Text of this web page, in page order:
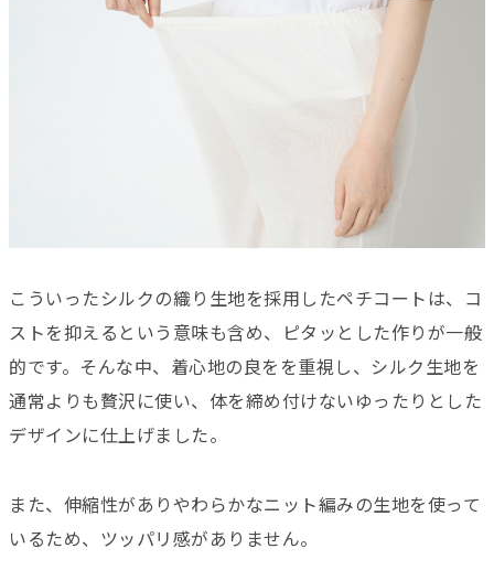
こういったシルクの織り生地を採用したペチコートは、コ
ストを抑えるという意味も含め、ピタッとした作りが一般
的です。そんな中、着心地の良をを重視し、シルク生地を
通常よりも贅沢に使い、体を締め付けないゆったりとした
デザインに仕上げました。
また、伸縮性がありやわらかなニット編みの生地を使って
いるため、ツッパリ感がありません。